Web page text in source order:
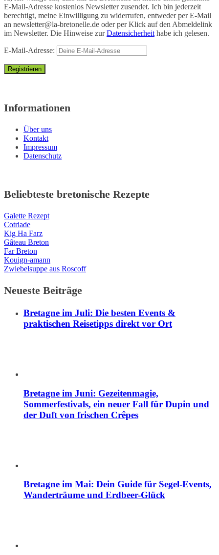
E-Mail-Adresse kostenlos Newsletter zusendet. Ich bin jederzeit
berechtigt, meine Einwilligung zu widerrufen, entweder per E-Mail
an newsletter@la-bretonelle.de oder per Klick auf den Abmeldelink
im Newsletter. Die Hinweise zurDatensicherheithabe ich gelesen.
E-Mail-Adresse:
Informationen
Über uns
Kontakt
Impressum
Datenschutz
Beliebteste bretonische Rezepte
Galette Rezept
Cotriade
Kig Ha Farz
Gâteau Breton
Far Breton
Kouign-amann
Zwiebelsuppe aus Roscoff
Neueste Beiträge
Bretagne im Juli: Die besten Events &
praktischen Reisetipps direkt vor Ort
Bretagne im Juni: Gezeitenmagie,
Sommerfestivals, ein neuer Fall für Dupin und
der Duft von frischen Crêpes
Bretagne im Mai: Dein Guide für Segel-Events,
Wanderträume und Erdbeer-Glück